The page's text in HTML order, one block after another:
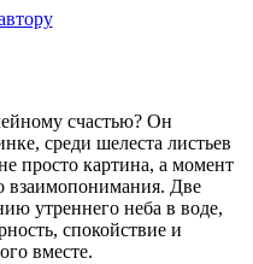
счастью? Он
среди шелеста листьев
просто картина, а момент
взаимопонимания. Две
утреннего неба в воде,
спокойствие и
вместе.